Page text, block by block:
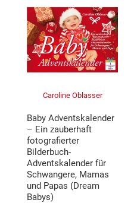
Caroline Oblasser
Baby Adventskalender
– Ein zauberhaft
fotografierter
Bilderbuch-
Adventskalender für
Schwangere, Mamas
und Papas (Dream
Babys)